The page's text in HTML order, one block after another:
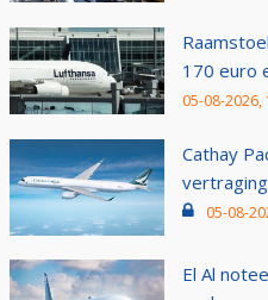
170 euro
05-08-2026,
Cathay
05-08-
El Al